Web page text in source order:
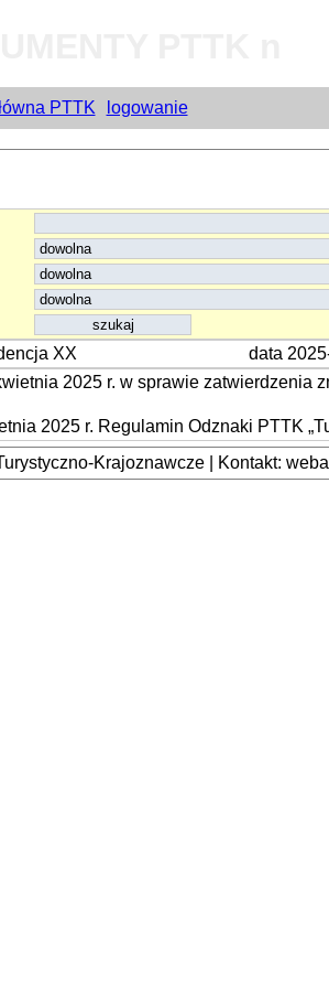
PTTK logowanie
XX data
2025 r. w sprawie zatwierdzenia
2025 r. Regulamin Odznaki PTTK
Krajoznawcze | Kontakt: